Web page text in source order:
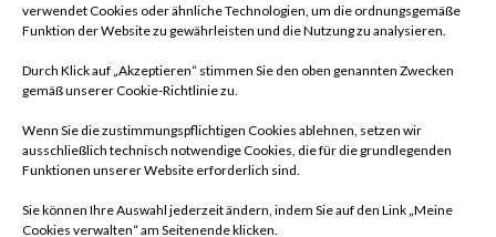
verwendet Cookies oder ähnliche Technologien, um die ordnungsgemäße
Funktion der Website zu gewährleisten und die Nutzung zu analysieren.
Durch Klick auf „Akzeptieren“ stimmen Sie den oben genannten Zwecken
gemäß unserer Cookie-Richtlinie zu.
Wenn Sie die zustimmungspflichtigen Cookies ablehnen, setzen wir
ausschließlich technisch notwendige Cookies, die für die grundlegenden
Funktionen unserer Website erforderlich sind.
Sie können Ihre Auswahl jederzeit ändern, indem Sie auf den Link „Meine
Cookies verwalten“ am Seitenende klicken.